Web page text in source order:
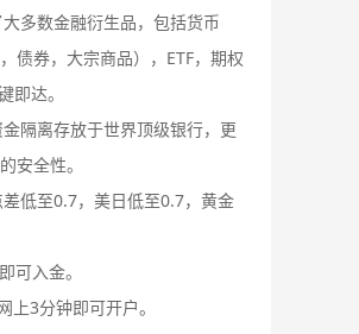
大多数金融衍生品，包括货币
债券，大宗商品），ETF，期权
即达。
金隔离存放于世界顶级银行，更
安全性。
差低至0.7，美日低至0.7，黄金
可入金。
上3分钟即可开户。